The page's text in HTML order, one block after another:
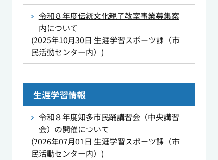
令和８年度伝統文化親子教室事業募集案
内について
(2025年10月30日 生涯学習スポーツ課（市
民活動センター内） )
生涯学習情報
令和８年度知多市民踊講習会（中央講習
会）の開催について
(2026年07月01日 生涯学習スポーツ課（市
民活動センター内） )